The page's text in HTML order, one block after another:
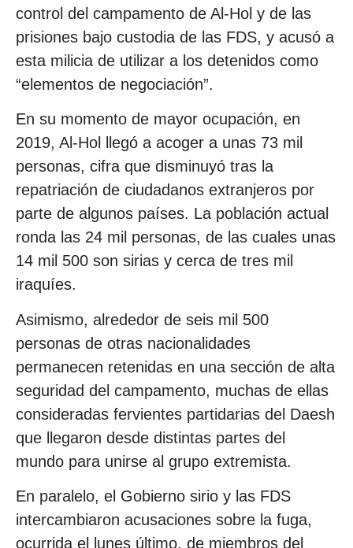
control del campamento de Al-Hol y de las
prisiones bajo custodia de las FDS, y acusó a
esta milicia de utilizar a los detenidos como
“elementos de negociación”.
En su momento de mayor ocupación, en
2019, Al-Hol llegó a acoger a unas 73 mil
personas, cifra que disminuyó tras la
repatriación de ciudadanos extranjeros por
parte de algunos países. La población actual
ronda las 24 mil personas, de las cuales unas
14 mil 500 son sirias y cerca de tres mil
iraquíes.
Asimismo, alrededor de seis mil 500
personas de otras nacionalidades
permanecen retenidas en una sección de alta
seguridad del campamento, muchas de ellas
consideradas fervientes partidarias del Daesh
que llegaron desde distintas partes del
mundo para unirse al grupo extremista.
En paralelo, el Gobierno sirio y las FDS
intercambiaron acusaciones sobre la fuga,
ocurrida el lunes último, de miembros del